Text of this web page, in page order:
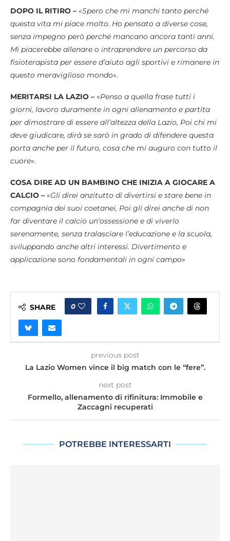
DOPO IL RITIRO – «Spero che mi manchi tanto perché
questa vita mi piace molto. Ho pensato a diverse cose,
senza impegno però perché mancano ancora tanti anni.
Mi piacerebbe allenare o intraprendere un percorso da
fisioterapista per essere d’aiuto agli sportivi e rimanere in
questo meraviglioso mondo».
MERITARSI LA LAZIO – «Penso a quella frase tutti i
giorni, lavoro duramente in ogni allenamento e partita
per dimostrare di essere all’altezza della Lazio, Poi chi mi
deve giudicare, dirà se sarò in grado di difendere questa
porta anche per il futuro, cosa che mi auguro con tutto il
cuore».
COSA DIRE AD UN BAMBINO CHE INIZIA A GIOCARE A
CALCIO – «Gli direi anzitutto di divertirsi e stare bene in
compagnia dei suoi coetanei, Poi gli direi anche di non
far diventare il calcio un’ossessione e di viverlo
serenamente, senza tralasciare l’educazione e la scuola,
sviluppando anche altri interessi. Divertimento e
applicazione sono fondamentali in ogni campo»
SHARE 0
previous post
La Lazio Women vince il big match con le “fere”.
next post
Formello, allenamento di rifinitura: Immobile e
Zaccagni recuperati
POTREBBE INTERESSARTI